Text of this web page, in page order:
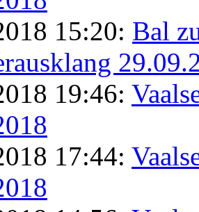
15:20: Bal
19:46:
17:44: